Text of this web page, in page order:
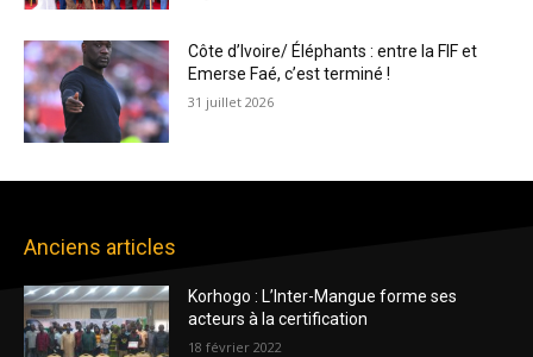
Côte d’Ivoire/ Éléphants : entre la FIF et
Emerse Faé, c’est terminé !
31 juillet 2026
Anciens articles
Korhogo : L’Inter-Mangue forme ses
acteurs à la certification
18 février 2022